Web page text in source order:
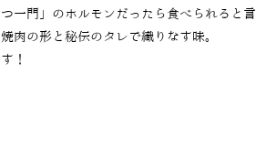
一門」のホルモンだったら食べられると言
肉の形と秘伝のタレで織りなす味。
！